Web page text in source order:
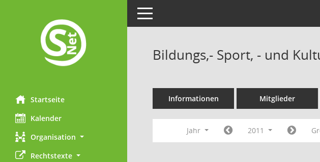
Startseite
Kalender
Organisation
Rechtstexte
Toggle navigation
Bildungs,- Sport, - und
Informationen Mitglieder
Jahr 2011